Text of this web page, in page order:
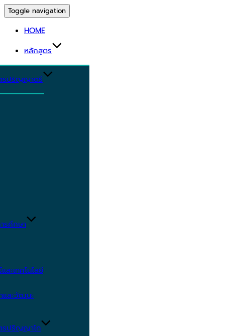
Toggle navigation
HOME
หลักสูตร
รปริญญาตรี
รศึกษา
ะเทคโนโลยี
และวัฒนะ
รปริญญาโท